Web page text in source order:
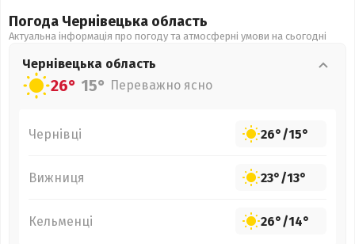
Погода Чернівецька область
Актуальна інформація про погоду та атмосферні умови на сьогодні
Чернівецька область
26° 15° Переважно ясно
Чернівці 26°/15°
Вижниця 23°/13°
Кельменці 26°/14°